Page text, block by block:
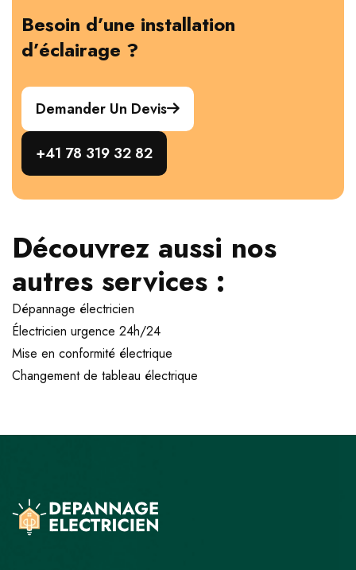
Besoin d’une installation
d’éclairage ?
Demander Un Devis
+41 78 319 32 82
Découvrez aussi nos
autres services :
Dépannage électricien
Électricien urgence 24h/24
Mise en conformité électrique
Changement de tableau électrique